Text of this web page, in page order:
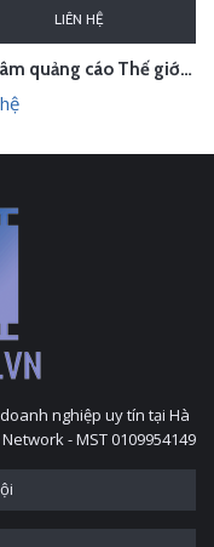
LIÊN HỆ
Thu âm quảng cáo Thế giới thời trang phụ kiện cao cấp ELLY, Sơn Tây, Hà Nội
nghiệp uy tín tại Hà
- MST 0109954149